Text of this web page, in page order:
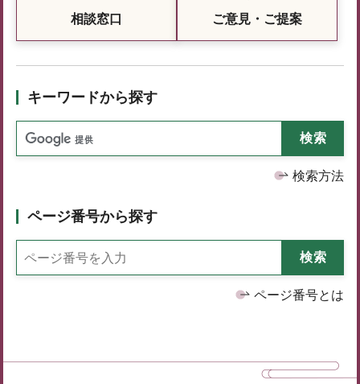
相談窓口 ご意見・ご提案
キーワードから探す
検索方法
ページ番号から探す
ページ番号とは